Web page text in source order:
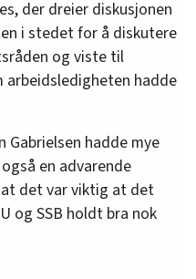
der dreier diskusjonen
i stedet for å diskutere
og viste til
arbeidsledigheten hadde
Gabrielsen hadde mye
en advarende
det var viktig at det
og SSB holdt bra nok